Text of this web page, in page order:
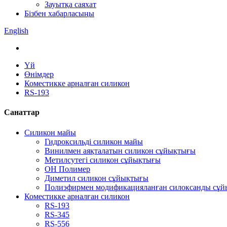
Зауытқа саяхат
Бізбен хабарласыңы
English
Үй
Өнімдер
Коместикке арналған силикон
RS-193
Санаттар
Силикон майы
Гидроксильді силикон майы
Винилмен аяқталатын силикон сұйықтығы
Метилсутегі силикон сұйықтығы
OH Полимер
Диметил силикон сұйықтығы
Полиэфирмен модификацияланған силоксанды
Коместикке арналған силикон
RS-193
RS-345
RS-556